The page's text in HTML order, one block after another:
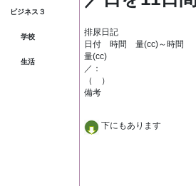
ビジネス３
学校
生活
排尿日記
日付 時間 量(cc)～時間
量(cc)
／：
（ ）
備考
下にもあります